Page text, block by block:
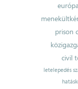
prison
civil
letelepedés